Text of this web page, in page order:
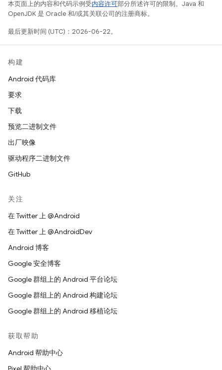
本页面上的内容和代码示例受内容许可部分所述许可的限制。Java 和
OpenJDK 是 Oracle 和/或其关联公司的注册商标。
最后更新时间 (UTC)：2026-06-22。
构建
Android 代码库
要求
下载
预览二进制文件
出厂映像
驱动程序二进制文件
GitHub
关注
在 Twitter 上 @Android
在 Twitter 上 @AndroidDev
Android 博客
Google 安全博客
Google 群组上的 Android 平台论坛
Google 群组上的 Android 构建论坛
Google 群组上的 Android 移植论坛
获取帮助
Android 帮助中心